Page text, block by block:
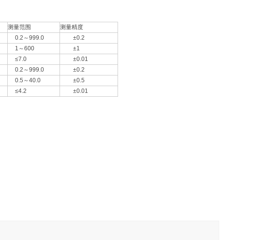
测量范围 测量精度
0.2～999.0
±0.2
1～600
±1
≤7.0 ±0.01
0.2～999.0
±0.2
0.5～40.0
±0.5
≤4.2
±0.01